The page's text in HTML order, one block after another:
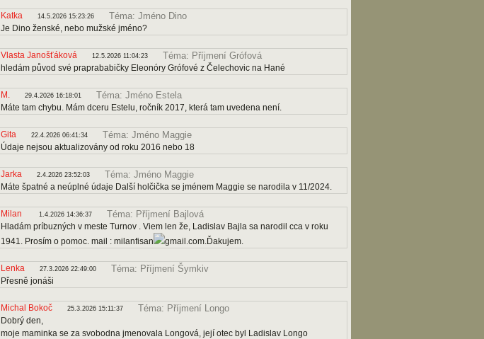
Katka 14.5.2026 15:23:26 Téma: Jméno Dino
Je Dino ženské, nebo mužské jméno?
Vlasta Janošťáková 12.5.2026 11:04:23 Téma: Příjmení Grófová
hledám původ své praprababičky Eleonóry Grófové z Čelechovic na Hané
M. 29.4.2026 16:18:01 Téma: Jméno Estela
Máte tam chybu. Mám dceru Estelu, ročník 2017, která tam uvedena není.
Gita 22.4.2026 06:41:34 Téma: Jméno Maggie
Údaje nejsou aktualizovány od roku 2016 nebo 18
Jarka 2.4.2026 23:52:03 Téma: Jméno Maggie
Máte špatné a neúplné údaje Další holčička se jménem Maggie se narodila v 11/2024.
Milan 1.4.2026 14:36:37 Téma: Příjmení Bajlová
Hladám príbuzných v meste Turnov . Viem len že, Ladislav Bajla sa narodil cca v roku
1941. Prosím o pomoc. mail : milanfisan
gmail.com.Ďakujem.
Lenka 27.3.2026 22:49:00 Téma: Příjmení Šymkiv
Přesně jonáši
Michal Bokoč 25.3.2026 15:11:37 Téma: Příjmení Longo
Dobrý den,
moje maminka se za svobodna jmenovala Longová, její otec byl Ladislav Longo